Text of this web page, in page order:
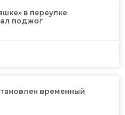
в переулке
поджог
временный